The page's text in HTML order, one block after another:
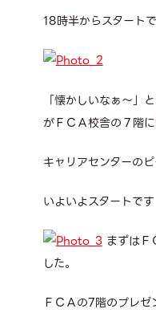
18時半からスタート
「懐かしいなぁ～」
がＦＣＡ校舎の７階に
キャリアセンターの
いよいよスタートです
まずは
した。
ＦＣＡの7階のプレゼ